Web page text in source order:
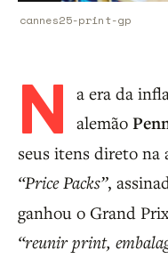
cannes25-print-gp
N a era da
alemão
seus itens direto na
“Price Packs”,
ganhou o Grand
“reunir print,